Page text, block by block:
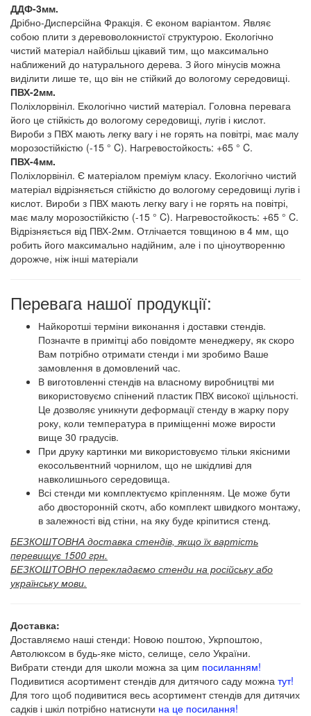
ДДФ-3мм.
Дрібно-Дисперсійна Фракція. Є економ варіантом. Являє
собою плити з деревоволокнистої структурою. Екологічно
чистий матеріал найбільш цікавий тим, що максимально
наближений до натурального дерева. З його мінусів можна
виділити лише те, що він не стійкий до вологому середовищі.
ПВХ-2мм.
Поліхлорвініл. Екологічно чистий матеріал. Головна перевага
його це стійкість до вологому середовищі, лугів і кислот.
Вироби з ПВХ мають легку вагу і не горять на повітрі, має малу
морозостійкістю (-15 ° C). Нагревостойкость: +65 ° C.
ПВХ-4мм.
Поліхлорвініл. Є матеріалом преміум класу. Екологічно чистий
матеріал відрізняється стійкістю до вологому середовищі лугів і
кислот. Вироби з ПВХ мають легку вагу і не горять на повітрі,
має малу морозостійкістю (-15 ° C). Нагревостойкость: +65 ° C.
Відрізняється від ПВХ-2мм. Отлічается товщиною в 4 мм, що
робить його максимально надійним, але і по ціноутворенню
дорожче, ніж інші матеріали
Перевага нашої продукції:
Найкоротші терміни виконання і доставки стендів.
Позначте в примітці або повідомте менеджеру, як скоро
Вам потрібно отримати стенди і ми зробимо Ваше
замовлення в домовлений час.
В виготовленні стендів на власному виробництві ми
використовуємо спінений пластик ПВХ високої щільності.
Це дозволяє уникнути деформації стенду в жарку пору
року, коли температура в приміщенні може вирости
вище 30 градусів.
При друку картинки ми використовуємо тільки якісними
екосольвентний чорнилом, що не шкідливі для
навколишнього середовища.
Всі стенди ми комплектуємо кріпленням. Це може бути
або двосторонній скотч, або комплект швидкого монтажу,
в залежності від стіни, на яку буде кріпитися стенд.
БЕЗКОШТОВНА доставка стендів, якщо їх вартість
перевищує 1500 грн.
БЕЗКОШТОВНО перекладаємо стенди на російську або
українську мови.
Доставка:
Доставляємо наші стенди: Новою поштою, Укрпоштою,
Автолюксом в будь-яке місто, селище, село України.
Вибрати стенди для школи можна за цим посиланням!
Подивитися асортимент стендів для дитячого саду можна тут!
Для того щоб подивитися весь асортимент стендів для дитячих
садків і шкіл потрібно натиснути на це посилання!